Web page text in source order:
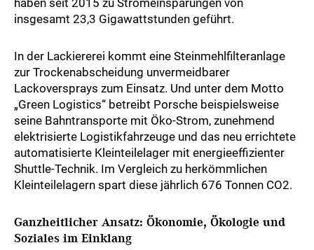
insgesamt 23,3 Gigawattstunden geführt.
In der Lackiererei kommt eine Steinmehlfilteranlage
zur Trockenabscheidung unvermeidbarer
Lackoversprays zum Einsatz. Und unter dem Motto
„Green Logistics“ betreibt Porsche beispielsweise
seine Bahntransporte mit Öko-Strom, zunehmend
elektrisierte Logistikfahrzeuge und das neu errichtete
automatisierte Kleinteilelager mit energieeffizienter
Shuttle-Technik. Im Vergleich zu herkömmlichen
Kleinteilelagern spart diese jährlich 676 Tonnen CO2.
Ganzheitlicher Ansatz: Ökonomie, Ökologie und
Soziales im Einklang